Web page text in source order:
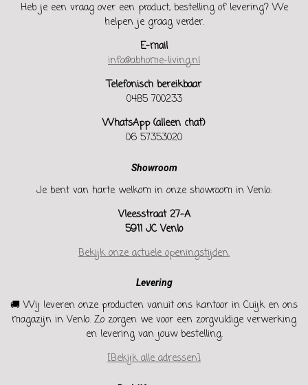
Heb je een vraag over een product, bestelling of levering? We
helpen je graag verder.
E-mail
info@abhome-living.nl
Telefonisch bereikbaar
0485 700233
WhatsApp (alleen chat)
06 57353020
Showroom
Je bent van harte welkom in onze showroom in Venlo:
Vleesstraat 27-A
5911 JC Venlo
Bekijk onze actuele openingstijden.
Levering
🚚 Wij leveren onze producten vanuit ons kantoor in Cuijk en ons
magazijn in Venlo. Zo zorgen we voor een zorgvuldige verwerking
en levering van jouw bestelling.
[Bekijk alle adressen]